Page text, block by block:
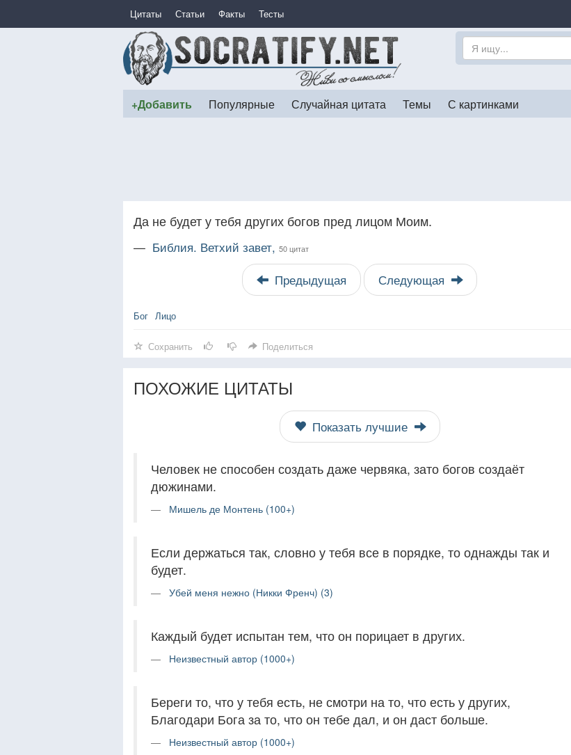
Цитаты Статьи Факты Тесты
+Добавить Популярные Случайная цитата Темы С картинками
Да не будет у тебя других богов пред лицом Моим.
— Библия. Ветхий завет, 50 цитат
Предыдущая Следующая
Бог Лицо
Сохранить Поделиться
ПОХОЖИЕ ЦИТАТЫ
Показать лучшие
Человек не способен создать даже червяка, зато богов создаёт
дюжинами.
Мишель де Монтень (100+)
Если держаться так, словно у тебя все в порядке, то однажды так и
будет.
Убей меня нежно (Никки Френч) (3)
Каждый будет испытан тем, что он порицает в других.
Неизвестный автор (1000+)
Береги то, что у тебя есть, не смотри на то, что есть у других,
Благодари Бога за то, что он тебе дал, и он даст больше.
Неизвестный автор (1000+)